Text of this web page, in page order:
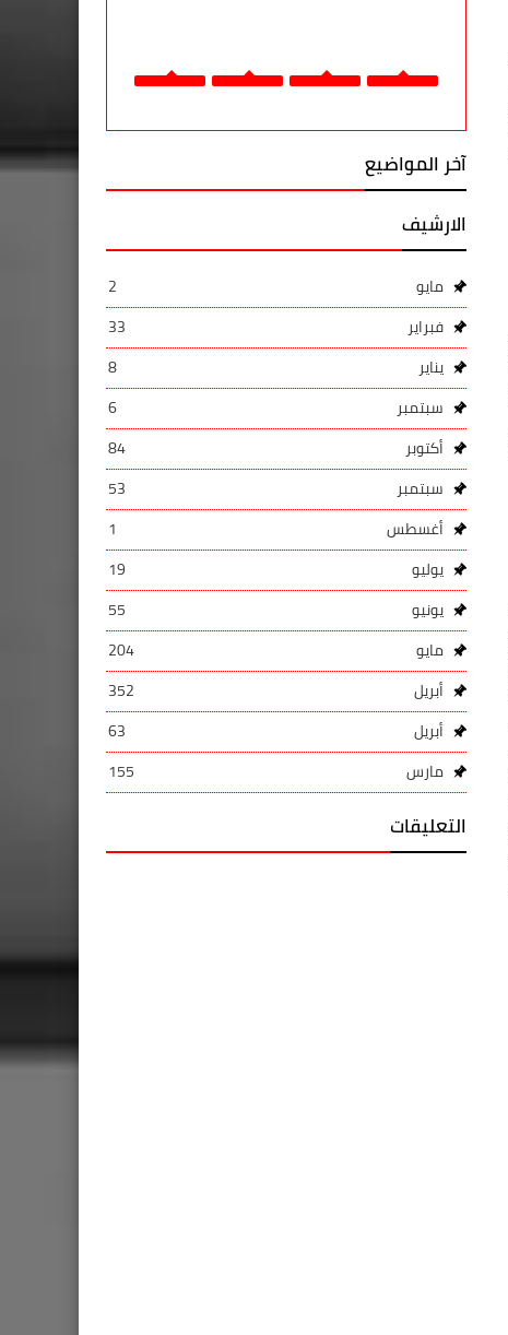
آخر المواضيع
الارشيف
مايو
2
فبراير
33
يناير
8
سبتمبر
6
أكتوبر
84
سبتمبر
53
أغسطس
1
يوليو
19
يونيو
55
مايو
204
أبريل
352
أبريل
63
مارس
155
التعليقات